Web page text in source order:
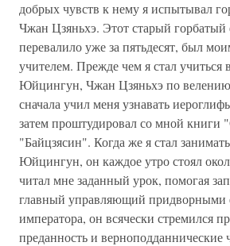
добрых чувств к нему я испытывал
Чжан Цзяньхэ. Этот старый горбатый
перевалило уже за пятьдесят, был
учителем. Прежде чем я стал учиться
Юйцингун, Чжан Цзяньхэ по
сначала учил меня узнавать
затем проштудировал со мной книги
"Байцзясин". Когда же я стал
Юйцингун, он каждое утро стоял
читал мне заданный урок, помогая
главный управляющий придворными
императора, он всячески стремился
преданность и верноподданнические